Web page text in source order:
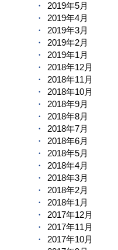
2019年5月
2019年4月
2019年3月
2019年2月
2019年1月
2018年12月
2018年11月
2018年10月
2018年9月
2018年8月
2018年7月
2018年6月
2018年5月
2018年4月
2018年3月
2018年2月
2018年1月
2017年12月
2017年11月
2017年10月